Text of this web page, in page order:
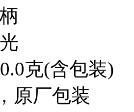
克(含包装)
原厂包装